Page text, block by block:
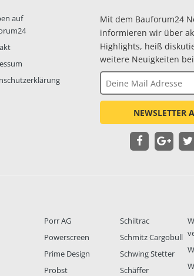
auf
Mit dem Bauforum24
informieren wir über
Highlights, heiß
weitere Neuigkeiten
NEWSLETTER
Porr AG
Powerscreen
Prime Design
Probst
Schiltrac
Schmitz Cargobull
Schwing Stetter
Schäffer